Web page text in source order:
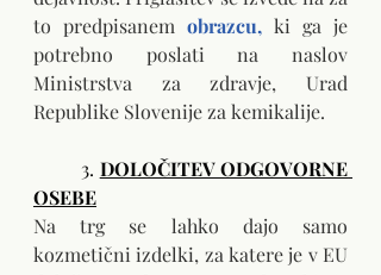
to predpisanem obrazcu, ki ga je
potrebno poslati na naslov
Ministrstva za zdravje, Urad
Republike Slovenije za kemikalije.
3. DOLOČITEV ODGOVORNE
OSEBE
Na trg se lahko dajo samo
kozmetični izdelki, za katere je v EU